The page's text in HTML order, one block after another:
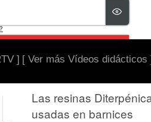
] [ Ver más Vídeos didácticos
Las resinas
usadas en barnices